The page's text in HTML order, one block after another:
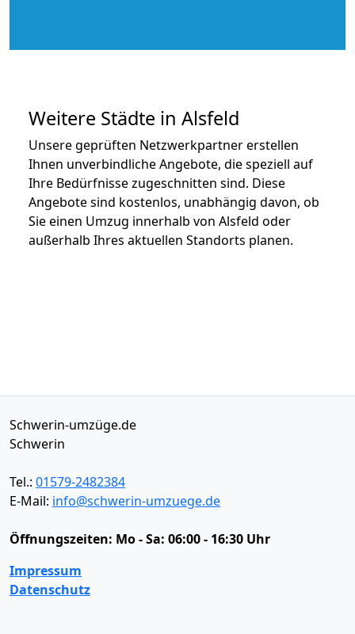
Weitere Städte in Alsfeld
Unsere geprüften Netzwerkpartner erstellen
Ihnen unverbindliche Angebote, die speziell auf
Ihre Bedürfnisse zugeschnitten sind. Diese
Angebote sind kostenlos, unabhängig davon, ob
Sie einen Umzug innerhalb von Alsfeld oder
außerhalb Ihres aktuellen Standorts planen.
Schwerin-umzüge.de
Schwerin
Tel.: 01579-2482384
E-Mail: info@schwerin-umzuege.de
Öffnungszeiten: Mo - Sa: 06:00 - 16:30 Uhr
Impressum
Datenschutz